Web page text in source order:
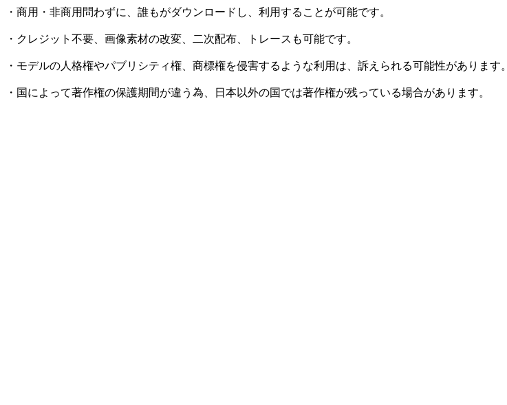
・商用・非商用問わずに、誰もがダウンロードし、利用することが可能です。
・クレジット不要、画像素材の改変、二次配布、トレースも可能です。
・モデルの人格権やパブリシティ権、商標権を侵害するような利用は、訴えられる可能性があります。
・国によって著作権の保護期間が違う為、日本以外の国では著作権が残っている場合があります。